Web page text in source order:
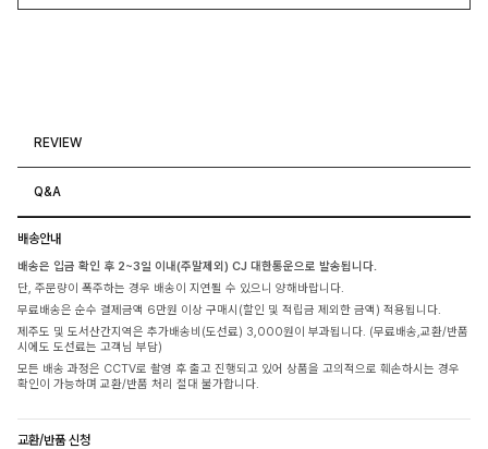
REVIEW
Q&A
배송안내
배송은 입금 확인 후 2~3일 이내(주말제외) CJ 대한통운으로 발송됩니다.
단, 주문량이 폭주하는 경우 배송이 지연될 수 있으니 양해바랍니다.
무료배송은 순수 결제금액 6만원 이상 구매시(할인 및 적립금 제외한 금액) 적용됩니다.
제주도 및 도서산간지역은 추가배송비(도선료) 3,000원이 부과됩니다. (무료배송,교환/반품
시에도 도선료는 고객님 부담)
모든 배송 과정은 CCTV로 촬영 후 출고 진행되고 있어 상품을 고의적으로 훼손하시는 경우
확인이 가능하며 교환/반품 처리 절대 불가합니다.
교환/반품 신청